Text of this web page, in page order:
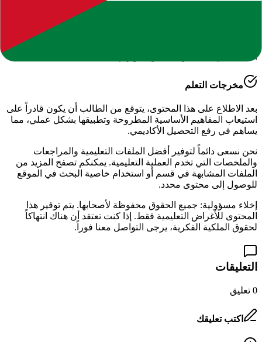
، حيث تم
إعداده بعناية ليتوافق مع المناهج الدراسية الحديثة وتلبية احتياجات
الطلاب في التحضير للاختبارات وفهم الأساسيات.
مخرجات التعلم
بعد الاطلاع على هذا المحتوى، يتوقع من الطالب أن يكون قادراً على
استيعاب المفاهيم الأساسية المطروحة وتطبيقها بشكل عملي، مما
يساهم في رفع التحصيل الأكاديمي.
نحن نسعى دائماً لتوفير أفضل الملفات التعليمية والمراجعات
والملخصات التي تخدم العملية التعليمية. يمكنكم تصفح المزيد من
الملفات المشابهة في قسم
أو استخدام خاصية البحث في الموقع
للوصول إلى محتوى محدد.
إخلاء مسؤولية: جميع الحقوق محفوظة لأصحابها. يتم توفير هذا
المحتوى للأغراض التعليمية فقط. إذا كنت تعتقد أن هناك انتهاكاً
لحقوق الملكية الفكرية، يرجى التواصل معنا فوراً.
التعليقات
0 تعليق
اكتب تعليقك